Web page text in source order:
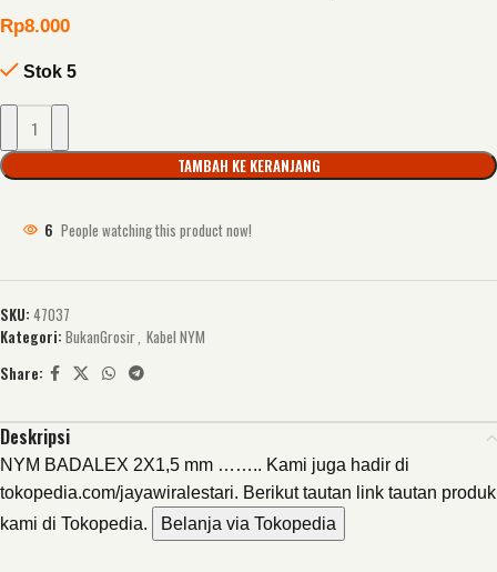
Rp8.000
Stok 5
TAMBAH KE KERANJANG
6 People watching this product now!
SKU: 47037
Kategori: BukanGrosir, Kabel NYM
Share:
Deskripsi
NYM BADALEX 2X1,5 mm …….. Kami juga hadir di
tokopedia.com/jayawiralestari. Berikut tautan link tautan produk
kami di Tokopedia.
Belanja via Tokopedia